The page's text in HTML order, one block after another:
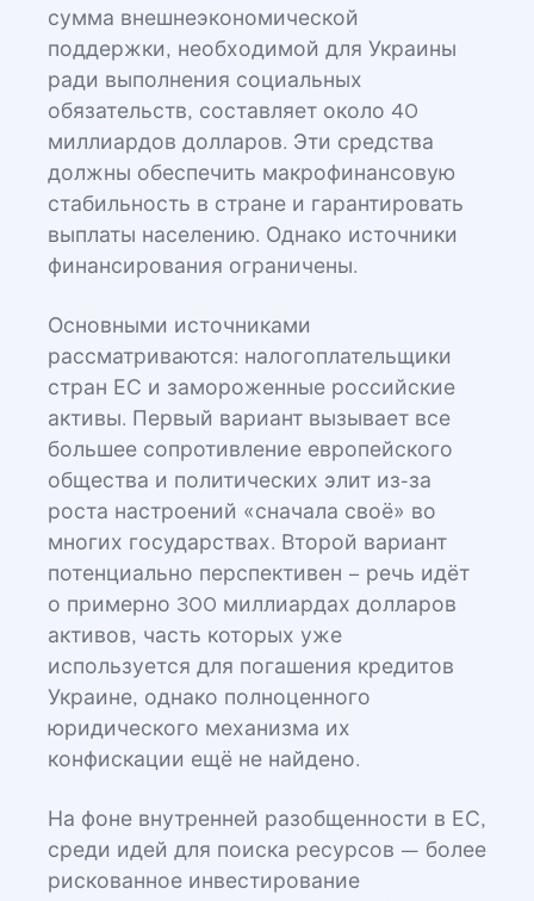
сумма внешнеэкономической
поддержки, необходимой для Украины
ради выполнения социальных
обязательств, составляет около 40
миллиардов долларов. Эти средства
должны обеспечить макрофинансовую
стабильность в стране и гарантировать
выплаты населению. Однако источники
финансирования ограничены.
Основными источниками
рассматриваются: налогоплательщики
стран ЕС и замороженные российские
активы. Первый вариант вызывает все
большее сопротивление европейского
общества и политических элит из-за
роста настроений «сначала своё» во
многих государствах. Второй вариант
потенциально перспективен – речь идёт
о примерно 300 миллиардах долларов
активов, часть которых уже
используется для погашения кредитов
Украине, однако полноценного
юридического механизма их
конфискации ещё не найдено.
На фоне внутренней разобщенности в ЕС,
среди идей для поиска ресурсов — более
рискованное инвестирование